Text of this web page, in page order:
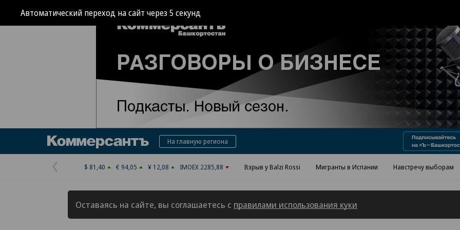
Автоматический переход на сайт через4 секунд
Реклама в «Ъ» www.kommersant.ru/ad
КоммерсантъНа главную региона
Предыдущая
страница
$ 81,40 € 94,05 ¥ 12,08 IMOEX 2285,88 Взрыв у Balzi Rossi Мигранты в Испании Навстречу выборам
Оставаясь на сайте, вы соглашаетесь с правилами использования куки